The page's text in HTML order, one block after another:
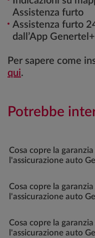
Assistenza furto
Assistenza furto
dall’App Genertel+
Per sapere come
qui.
Potrebbe
Cosa copre la
l'assicurazione auto
Cosa copre la
l'assicurazione auto
Cosa copre la
l'assicurazione auto